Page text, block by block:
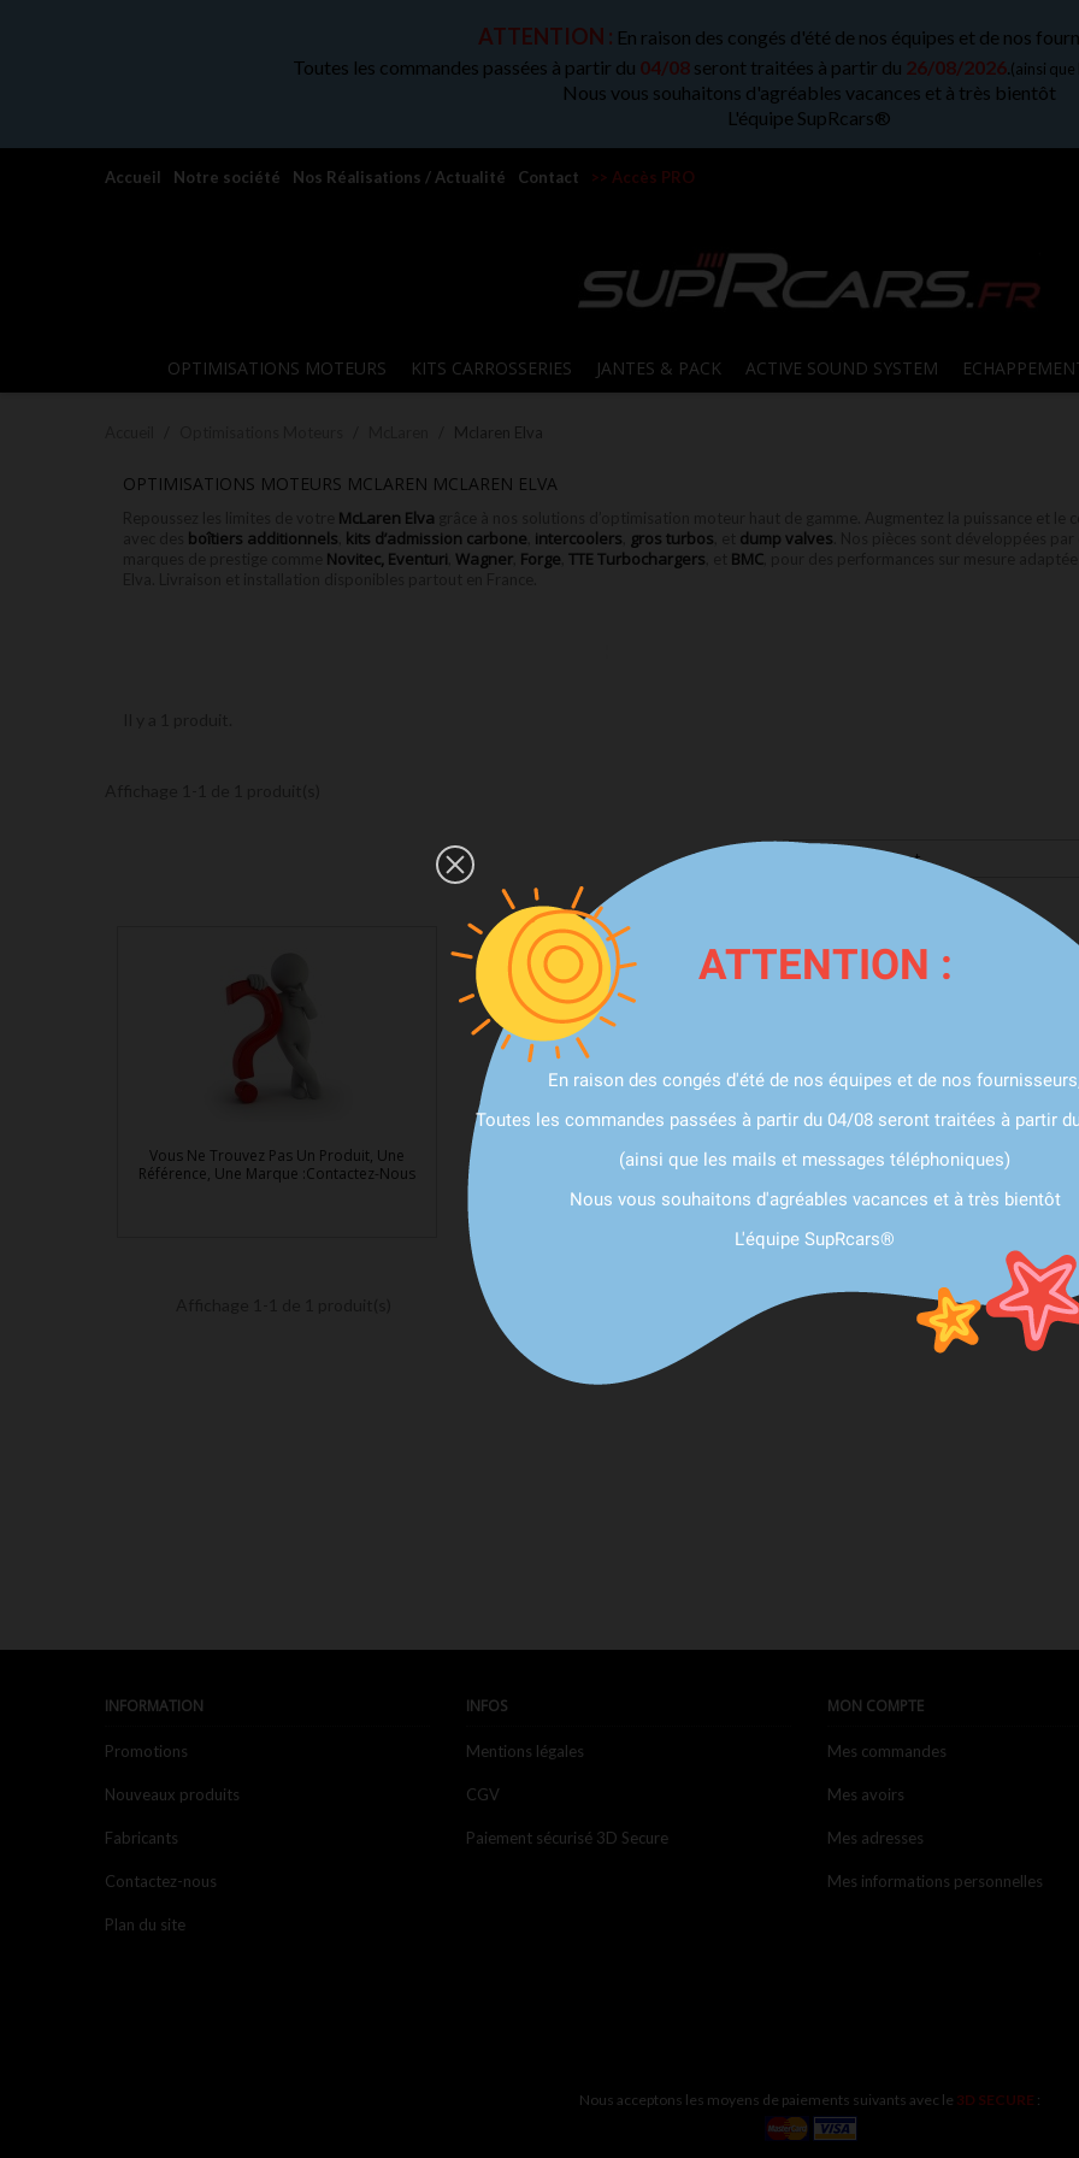
ATTENTION : En raison des congés d'été de nos équipes et de nos
Toutes les commandes passées à partir du 04/08 seront traitées à partir du 26/08/2026.(ainsi
Nous vous souhaitons d'agréables vacances et à très bientôt
L'équipe SupRcars®
Accueil Notre société Nos Réalisations / Actualité Contact >> Accès PRO
OPTIMISATIONS MOTEURS KITS CARROSSERIES JANTES & PACK ACTIVE SOUND SYSTEM
OPTIMISATIONS MOTEURS MCLAREN MCLAREN ELVA
McLaren Elva
boîtiers additionnels kits d’admission carbone intercoolers gros turbos dump valves
Novitec, Eventuri Wagner Forge TTE Turbochargers BMC
Trier par : Prix, décroissant
Vous Ne Trouvez Pas Un Produit, Une
Référence, Une Marque :Contactez-Nous
INFORMATION
Promotions
Nouveaux produits
Fabricants
Contactez-nous
Plan du site
INFOS
Mentions légales
CGV
Paiement sécurisé 3D Secure
MON COMPTE
Mes commandes
Mes avoirs
Mes adresses
Mes informations personnelles
Nous acceptons les moyens de paiements suivants avec le 3D SECURE :
En raison des congés d'été de nos équipes et de nos fournisseurs,
Toutes les commandes passées à partir du 04/08 seront traitées à partir
(ainsi que les mails et messages téléphoniques)
Nous vous souhaitons d'agréables vacances et à très bientôt
L'équipe SupRcars®
ATTENTION :